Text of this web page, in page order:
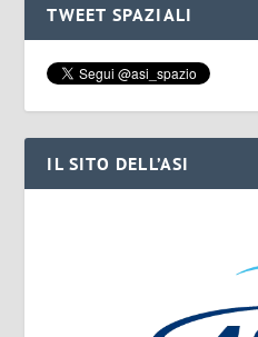
TWEET SPAZIALI
IL SITO DELL’ASI